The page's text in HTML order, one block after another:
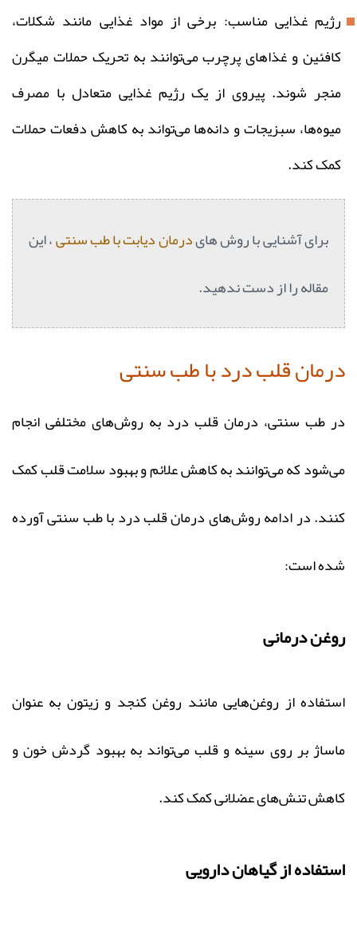
رژیم غذایی مناسب: برخی از مواد غذایی مانند شکلات،
کافئین و غذاهای پرچرب می‌توانند به تحریک حملات میگرن
منجر شوند. پیروی از یک رژیم غذایی متعادل با مصرف
میوه‌ها، سبزیجات و دانه‌ها می‌تواند به کاهش دفعات حملات
کمک کند.
برای آشنایی با روش‌ هایدرمان دیابت با طب سنتی، این
مقاله را از دست ندهید.
درمان قلب درد با طب سنتی
در طب سنتی، درمان قلب درد به روش‌های مختلفی انجام
می‌شود که می‌توانند به کاهش علائم و بهبود سلامت قلب کمک
کنند. در ادامه روش‌های درمان قلب درد با طب سنتی آورده
شده است:
روغن درمانی
استفاده از روغن‌هایی مانند روغن کنجد و زیتون به عنوان
ماساژ بر روی سینه و قلب می‌تواند به بهبود گردش خون و
کاهش تنش‌های عضلانی کمک کند.
استفاده از گیاهان دارویی